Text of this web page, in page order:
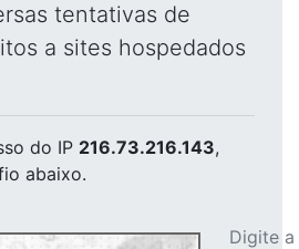
tentativas de
a sites hospedados
do IP 216.73.216.143,
abaixo.
Digite